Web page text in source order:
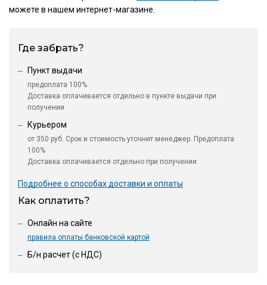
можете в нашем интернет-магазине.
Где забрать?
Пункт выдачи
предоплата 100%
Доставка оплачивается отдельно в пункте выдачи при
получении
Курьером
от 350 руб. Срок и стоимость уточнит менеджер. Предоплата
100%
Доставка оплачивается отдельно при получении
Подробнее о способах доставки и оплаты
Как оплатить?
Онлайн на сайте
правила оплаты банковской картой
Б/н расчет (c НДС)